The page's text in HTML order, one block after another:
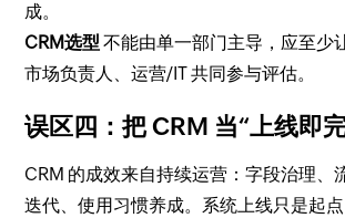
成。
CRM选型 不能由单一部门主导，应至少
市场负责人、运营/IT 共同参与评估。
误区四：把 CRM 当“上线即
CRM 的成效来自持续运营：字段治理、
迭代、使用习惯养成。系统上线只是起点